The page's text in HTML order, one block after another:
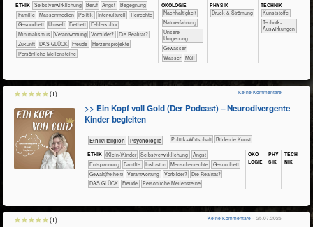
ETHIK ​​​​​​​​​​​​​​​​​​​​​​​​​​​​​​​​​​​​​​​​Selbst­verwirklichung ​​​​​​​​​​​​​​​Beruf ​​​​​​​​​​​​​Angst
​​​​​​​​​​​​Begegnung
​​​​​​​​​​​Familie
​​​​​​​​​Massenmedien ​​​​​​​​​Politik ​​​​​​​​Interkulturell
​​​​​​​​Tierrechte
​​​​​​Gesundheit
​​​​​Umwelt ​​​Freiheit
​​Fehlerkultur
​​Minimalismus
​​Verantwortung ​​Vorbilder?
​Die Realität?
​Zukunft
DAS GLÜCK Freude
Herzensprojekte
Persönliche Meilensteine
ÖKO​LOGIE
​​​​​​​​​​​​​​​Nachhaltigkeit
​​​​​​​​​​​​​Naturerfahrung
​​​​​​​​​​​​​Unsere
Umgebung
​​​​​​​​​​Gewässer
​​​​​​Wasser
​Müll
PHY​SIK
Druck & Strömung
TECH​NIK
​​​​​​​​Kunststoffe
​​​​​​Technik-
Auswirkungen
>> Ein Kopf voll Gold (Der Podcast) – Neurodivergente
Kinder begleiten
​​​​​​​​​​Ethik/​Religion ​​​​​​​​​​Psychologie ​​​​​​​​​Politik+​Wirtschaft Bildende Kunst
ETHIK (Klein-)Kinder ​​​​​​​​​​​​​​​​​​​​​​​​​​​​​​​​​​​​​​​​Selbst­verwirklichung
​​​​​​​​​​​​​Angst
​​​​​​​​​​​​​Entspannung
​​​​​​​​​​​Familie ​​​​​​​​Inklusion ​​​​​​​Menschenrechte
​​​​​​Gesundheit
​​​​Gewalt(freiheit)
​​Verantwortung ​​Vorbilder?
​Die Realität?
DAS GLÜCK
Freude Persönliche Meilensteine
ÖKO​
LOGIE
PHY​
SIK
TECH​
NIK
Keine Kommentare
(1)
Keine Kommentare – 25.07.2025
(1)